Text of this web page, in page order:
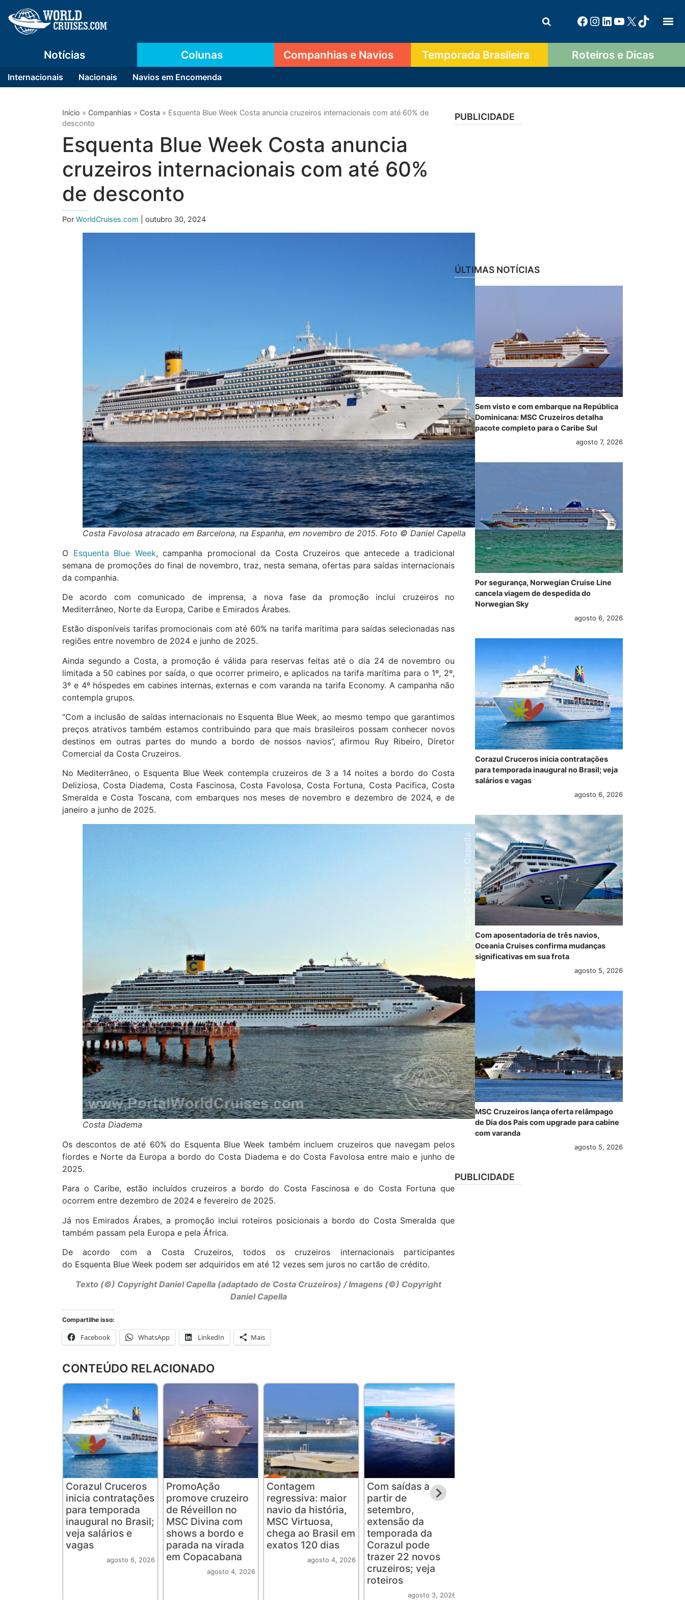
Notícias
Internacionais Nacionais Navios em Encomenda
Colunas Companhias e Navios Temporada Brasileira Roteiros e Dicas
Início » Companhias » Costa » Esquenta Blue Week Costa anuncia cruzeiros internacionais com até 60% de
desconto
Esquenta Blue Week Costa anuncia
cruzeiros internacionais com até 60%
de desconto
Por WorldCruises.com | outubro 30, 2024
Costa Favolosa atracado em Barcelona, na Espanha, em novembro de 2015. Foto © Daniel Capella
O Esquenta Blue Week, campanha promocional da Costa Cruzeiros que antecede a tradicional
semana de promoções do final de novembro, traz, nesta semana, ofertas para saídas internacionais
da companhia.
De acordo com comunicado de imprensa, a nova fase da promoção inclui cruzeiros no
Mediterrâneo, Norte da Europa, Caribe e Emirados Árabes.
Estão disponíveis tarifas promocionais com até 60% na tarifa marítima para saídas selecionadas nas
regiões entre novembro de 2024 e junho de 2025.
Ainda segundo a Costa, a promoção é válida para reservas feitas até o dia 24 de novembro ou
limitada a 50 cabines por saída, o que ocorrer primeiro, e aplicados na tarifa marítima para o 1º, 2º,
3º e 4º hóspedes em cabines internas, externas e com varanda na tarifa Economy. A campanha não
contempla grupos.
“Com a inclusão de saídas internacionais no Esquenta Blue Week, ao mesmo tempo que garantimos
preços atrativos também estamos contribuindo para que mais brasileiros possam conhecer novos
destinos em outras partes do mundo a bordo de nossos navios”, afirmou Ruy Ribeiro, Diretor
Comercial da Costa Cruzeiros.
No Mediterrâneo, o Esquenta Blue Week contempla cruzeiros de 3 a 14 noites a bordo do Costa
Deliziosa, Costa Diadema, Costa Fascinosa, Costa Favolosa, Costa Fortuna, Costa Pacifica, Costa
Smeralda e Costa Toscana, com embarques nos meses de novembro e dezembro de 2024, e de
janeiro a junho de 2025.
Costa Diadema
Os descontos de até 60% do Esquenta Blue Week também incluem cruzeiros que navegam pelos
fiordes e Norte da Europa a bordo do Costa Diadema e do Costa Favolosa entre maio e junho de
2025.
Para o Caribe, estão incluídos cruzeiros a bordo do Costa Fascinosa e do Costa Fortuna que
ocorrem entre dezembro de 2024 e fevereiro de 2025.
Já nos Emirados Árabes, a promoção inclui roteiros posicionais a bordo do Costa Smeralda que
também passam pela Europa e pela África.
De acordo com a Costa Cruzeiros, todos os cruzeiros internacionais participantes
do Esquenta Blue Week podem ser adquiridos em até 12 vezes sem juros no cartão de crédito.
Texto (©) Copyright Daniel Capella (adaptado de Costa Cruzeiros) / Imagens (©) Copyright
Daniel Capella
Compartilhe isso:
Facebook WhatsApp LinkedIn Mais
CONTEÚDO RELACIONADO
Corazul Cruceros
inicia contratações
para temporada
inaugural no Brasil;
veja salários e
vagas
agosto 6, 2026
PromoAção
promove cruzeiro
de Réveillon no
MSC Divina com
shows a bordo e
parada na virada
em Copacabana
agosto 4, 2026
Contagem
regressiva: maior
navio da história,
MSC Virtuosa,
chega ao Brasil em
exatos 120 dias
agosto 4, 2026
Com saídas a
partir de
setembro,
extensão da
temporada da
Corazul pode
trazer 22 novos
cruzeiros; veja
roteiros
agosto 3, 2026
PUBLICIDADE
ÚLTIMAS NOTÍCIAS
Sem visto e com embarque na República
Dominicana: MSC Cruzeiros detalha
pacote completo para o Caribe Sul
agosto 7, 2026
Por segurança, Norwegian Cruise Line
cancela viagem de despedida do
Norwegian Sky
agosto 6, 2026
Corazul Cruceros inicia contratações
para temporada inaugural no Brasil; veja
salários e vagas
agosto 6, 2026
Com aposentadoria de três navios,
Oceania Cruises confirma mudanças
significativas em sua frota
agosto 5, 2026
MSC Cruzeiros lança oferta relâmpago
de Dia dos Pais com upgrade para cabine
com varanda
agosto 5, 2026
PUBLICIDADE